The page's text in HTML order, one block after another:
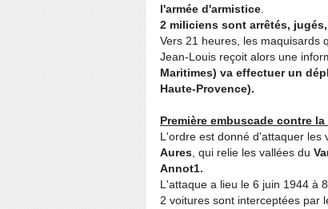
l'armée d'armistice
2 miliciens sont arrêtés,
Vers 21 heures, les maquisards
Jean-Louis reçoit alors une
Maritimes) va effectuer un
Haute-Provence).
Première embuscade contre
L'ordre est donné d'attaquer les
Aures , qui relie les vallées du
Annot1.
L'attaque a lieu le 6 juin 1944 à 8
2 voitures sont interceptées par